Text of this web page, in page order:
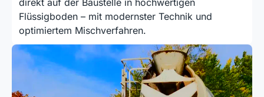
Flüssigboden – mit modernster Technik und
optimiertem Misch­verfahren.